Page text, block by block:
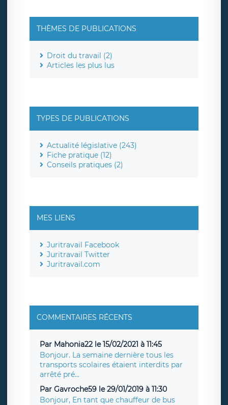
THÈMES DE PUBLICATIONS
Droit du travail (2)
Articles les plus lus
TYPES DE PUBLICATIONS
Actualité législative (243)
Fiche pratique (12)
Conseils pratiques (2)
MES LIENS
Juritravail Facebook
Juritravail Twitter
Juritravail.com
COMMENTAIRES RÉCENTS
Par Mahonia22 le 15/02/2021 à 11:45
Bonjour. La semaine dernière tous les
transports scolaires étaient interdits par
arrêté pré...
Par Gavroche59 le 29/01/2019 à 11:30
Bonjour, En tant que chauffeur de bus